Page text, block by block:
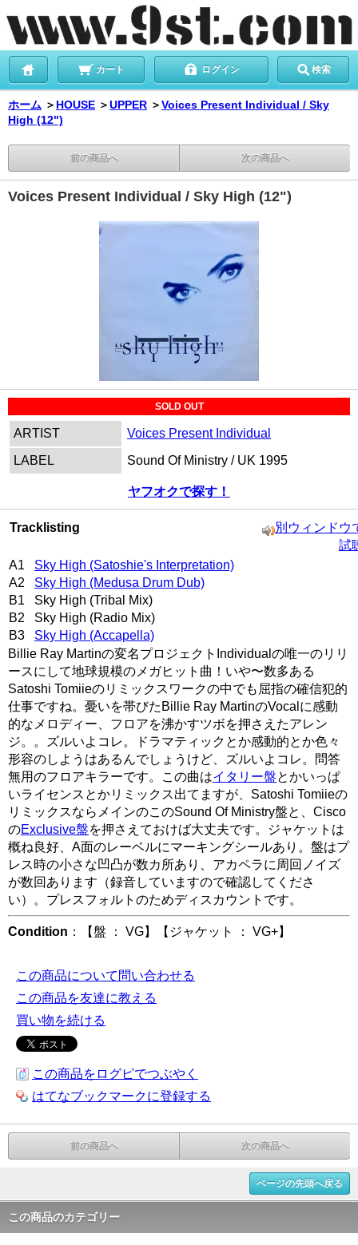
カート ログイン 検索
ホーム ＞ HOUSE ＞UPPER ＞Voices Present Individual / Sky
High (12")
前の商品へ 次の商品へ
Voices Present Individual / Sky High (12")
SOLD OUT
ARTIST
Voices Present Individual
LABEL
Sound Of Ministry / UK 1995
ヤフオクで探す！
Tracklisting
別ウィンドウ
試
A1 Sky High (Satoshie's Interpretation)
A2 Sky High (Medusa Drum Dub)
B1 Sky High (Tribal Mix)
B2 Sky High (Radio Mix)
B3 Sky High (Accapella)
Billie Ray Martinの変名プロジェクトIndividualの唯一のリリ
ースにして地球規模のメガヒット曲！いや〜数多ある
Satoshi Tomiieのリミックスワークの中でも屈指の確信犯的
仕事ですね。憂いを帯びたBillie Ray MartinのVocalに感動
的なメロディー、フロアを沸かすツボを押さえたアレン
ジ。。ズルいよコレ。ドラマティックとか感動的とか色々
形容のしようはあるんでしょうけど、ズルいよコレ。問答
無用のフロアキラーです。この曲はイタリー盤とかいっぱ
いライセンスとかリミックス出てますが、Satoshi Tomiieの
リミックスならメインのこのSound Of Ministry盤と、Cisco
のExclusive盤を押さえておけば大丈夫です。ジャケットは
概ね良好、A面のレーベルにマーキングシールあり。盤はプ
レス時の小さな凹凸が数カ所あり、アカペラに周回ノイズ
が数回あります（録音していますので確認してくださ
い）。プレスフォルトのためディスカウントです。
Condition ：【盤 ： VG】【ジャケット ： VG+】
この商品について問い合わせる
この商品を友達に教える
買い物を続ける
この商品をログピでつぶやく
はてなブックマークに登録する
前の商品へ 次の商品へ
ページの先頭へ戻る
この商品のカテゴリー